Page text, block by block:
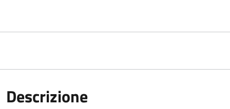
Descrizione